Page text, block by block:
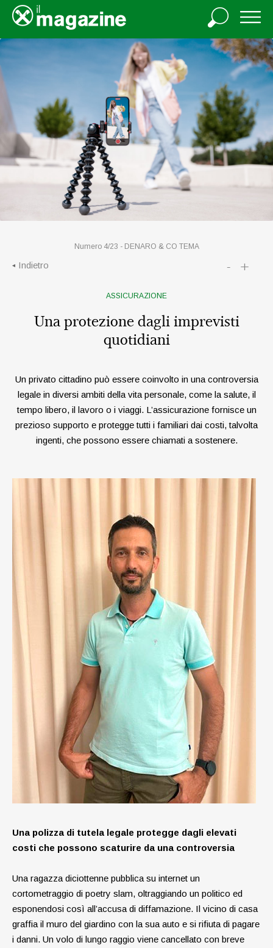
Numero 4/23 - DENARO & CO TEMA
Indietro - +
ASSICURAZIONE
Una protezione dagli imprevisti
quotidiani
Un privato cittadino può essere coinvolto in una controversia
legale in diversi ambiti della vita personale, come la salute, il
tempo libero, il lavoro o i viaggi. L’assicurazione fornisce un
prezioso supporto e protegge tutti i familiari dai costi, talvolta
ingenti, che possono essere chiamati a sostenere.
Una polizza di tutela legale protegge dagli elevati
costi che possono scaturire da una controversia
Una ragazza diciottenne pubblica su internet un
cortometraggio di poetry slam, oltraggiando un politico ed
esponendosi così all’accusa di diffamazione. Il vicino di casa
graffia il muro del giardino con la sua auto e si rifiuta di pagare
i danni. Un volo di lungo raggio viene cancellato con breve